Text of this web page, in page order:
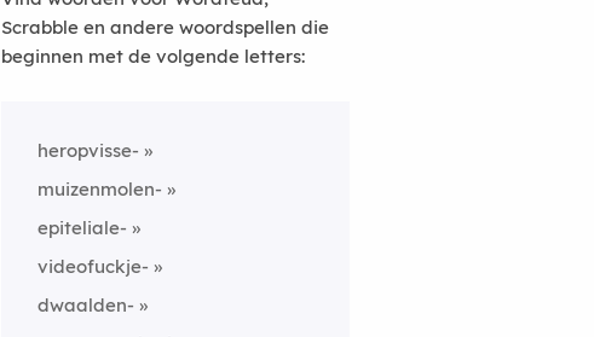
Scrabble en andere woordspellen die
beginnen met de volgende letters:
heropvisse-
muizenmolen-
epiteliale-
videofuckje-
dwaalden-